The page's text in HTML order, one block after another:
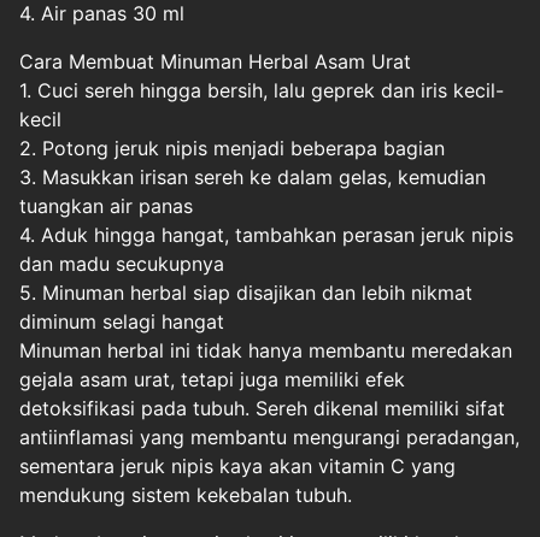
4. Air panas 30 ml
Cara Membuat Minuman Herbal Asam Urat
1. Cuci sereh hingga bersih, lalu geprek dan iris kecil-
kecil
2. Potong jeruk nipis menjadi beberapa bagian
3. Masukkan irisan sereh ke dalam gelas, kemudian
tuangkan air panas
4. Aduk hingga hangat, tambahkan perasan jeruk nipis
dan madu secukupnya
5. Minuman herbal siap disajikan dan lebih nikmat
diminum selagi hangat
Minuman herbal ini tidak hanya membantu meredakan
gejala asam urat, tetapi juga memiliki efek
detoksifikasi pada tubuh. Sereh dikenal memiliki sifat
antiinflamasi yang membantu mengurangi peradangan,
sementara jeruk nipis kaya akan vitamin C yang
mendukung sistem kekebalan tubuh.